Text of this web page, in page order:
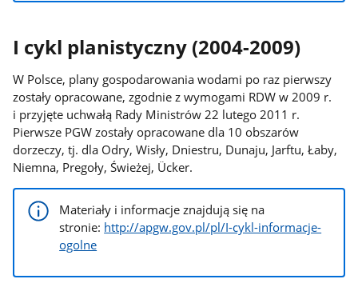
I cykl planistyczny (2004-2009)
W Polsce, plany gospodarowania wodami po raz pierwszy
zostały opracowane, zgodnie z wymogami RDW w 2009 r.
i przyjęte uchwałą Rady Ministrów 22 lutego 2011 r.
Pierwsze PGW zostały opracowane dla 10 obszarów
dorzeczy, tj. dla Odry, Wisły, Dniestru, Dunaju, Jarftu, Łaby,
Niemna, Pregoły, Świeżej, Ücker.
Materiały i informacje znajdują się na
stronie: http://apgw.gov.pl/pl/I-cykl-informacje-
ogolne